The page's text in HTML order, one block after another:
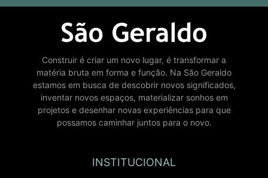
Construir é criar um novo lugar, é transformar a
matéria bruta em forma e função. Na São Geraldo
estamos em busca de descobrir novos significados,
inventar novos espaços, materializar sonhos em
projetos e desenhar novas experiências para que
possamos caminhar juntos para o novo.
INSTITUCIONAL